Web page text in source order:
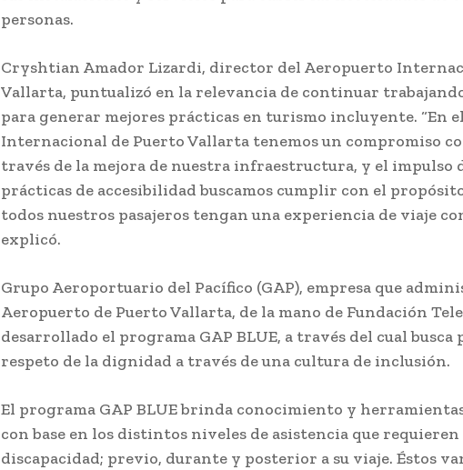
personas.
Cryshtian Amador Lizardi, director del Aeropuerto
Vallarta, puntualizó en la relevancia de continuar
para generar mejores prácticas en turismo incluyente. “En
Internacional de Puerto Vallarta tenemos un compromiso
través de la mejora de nuestra infraestructura, y el impulso
prácticas de accesibilidad buscamos cumplir con el
todos nuestros pasajeros tengan una experiencia de viaje
explicó.
Grupo Aeroportuario del Pacífico (GAP), empresa que
Aeropuerto de Puerto Vallarta, de la mano de Fundación
desarrollado el programa GAP BLUE, a través del cual busca
respeto de la dignidad a través de una cultura de inclusión.
El programa GAP BLUE brinda conocimiento y
con base en los distintos niveles de asistencia que requieren
discapacidad; previo, durante y posterior a su viaje. Éstos